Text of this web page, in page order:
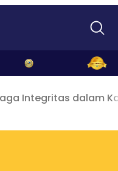
Integritas dalam